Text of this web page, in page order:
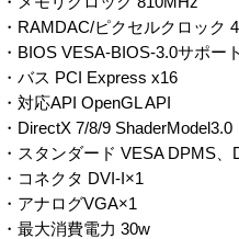
・RAMDAC/ピクセルクロック
・BIOS VESA-BIOS-3.0サポート
・バス PCI Express x16
・対応API OpenGL API
・DirectX 7/8/9 ShaderModel3.0
・スタンダード VESA DPMS
・コネクタ DVI-I×1
・アナログVGA×1
・最大消費電力 30w